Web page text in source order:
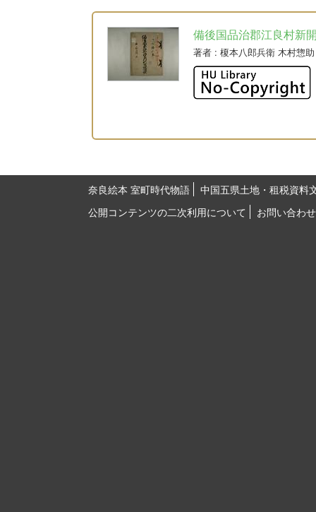
備後国品治郡江良村新
著者 : 榎本八郎兵衛 木村惣助
奈良絵本 室町時代物語
中国五県土地・租税資料
公開コンテンツの二次利用について
お問い合わせ